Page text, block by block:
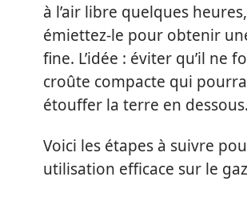
à l’air libre quelques
émiettez-le pour obtenir
fine. L’idée : éviter qu’il ne
croûte compacte qui
étouffer la terre en dessous.
Voici les étapes à suivre
utilisation efficace sur le